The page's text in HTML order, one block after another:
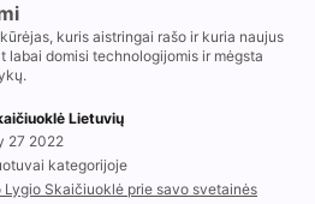
kuris aistringai rašo ir kuria naujus
labai domisi technologijomis ir mėgsta
Lietuvių
27 2022
kategorijoje
Lygio Skaičiuoklė prie savo svetainės